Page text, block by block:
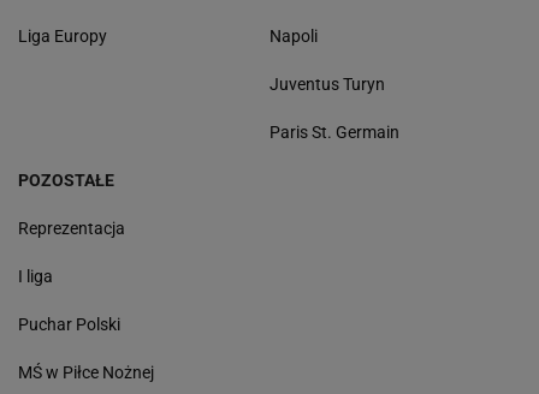
Liga Europy Napoli
Juventus Turyn
Paris St. Germain
POZOSTAŁE
Reprezentacja
I liga
Puchar Polski
MŚ w Piłce Nożnej